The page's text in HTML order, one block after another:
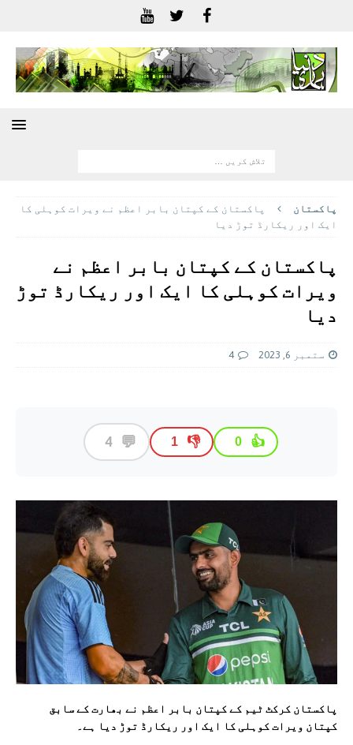
پاکستان
پاکستان کے کپتان بابر اعظم نے ویرات کوہلی کا
ایک اور ریکارڈ توڑ دیا
پاکستان کے کپتان بابر اعظم نے
ویرات کوہلی کا ایک اور ریکارڈ توڑ
دیا
ستمبر 6, 2023 4
👍
0
👎
1
💬
4
پاکستان کرکٹ ٹیم کے کپتان بابر اعظم نے بھارت کے سابق
کپتان ویرات کوہلی کا ایک اور ریکارڈ توڑ دیا ہے۔